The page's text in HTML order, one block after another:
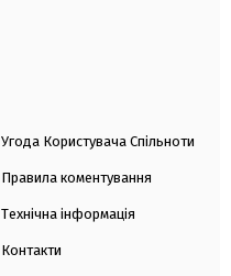
Угода Користувача Спільноти
Правила коментування
Технічна інформація
Контакти